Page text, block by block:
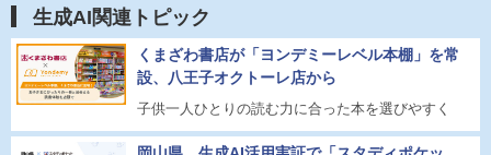
生成AI関連トピック
くまざわ書店が「ヨンデミーレベル本棚」を常
設、八王子オクトーレ店から
子供一人ひとりの読む力に合った本を選びやすく